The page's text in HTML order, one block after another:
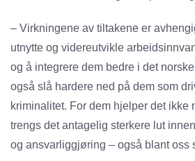
– Virkningene av tiltakene er
utnytte og videreutvikle
og å integrere dem bedre i det
også slå hardere ned på dem som
kriminalitet. For dem hjelper det ikke
trengs det antagelig sterkere lut
og ansvarliggjøring – også blant oss